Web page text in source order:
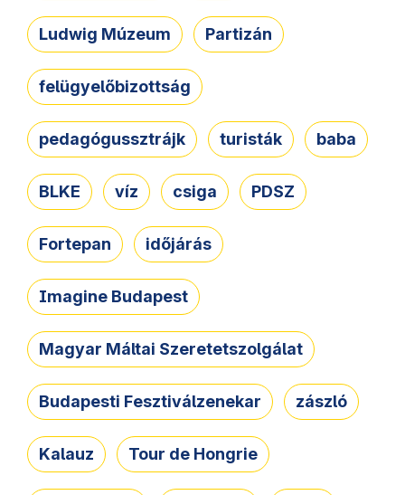
Ludwig Múzeum Partizán
felügyelőbizottság
pedagógussztrájk turisták baba
BLKE víz csiga PDSZ
Fortepan időjárás
Imagine Budapest
Magyar Máltai Szeretetszolgálat
Budapesti Fesztiválzenekar zászló
Kalauz Tour de Hongrie